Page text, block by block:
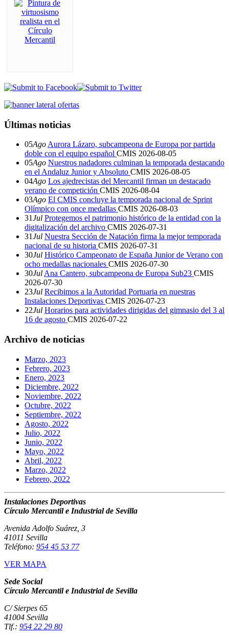
Últimas noticias
05Ago Aurora Lázaro, subcampeona de Europa por partida
doble con el equipo español CMIS 2026-08-05
05Ago Nuestros nadadores culminan la temporada destacando
en el Andaluz Junior y Absoluto CMIS 2026-08-05
04Ago Los ajedrecistas del Mercantil firman un destacado
verano de competición CMIS 2026-08-04
03Ago El CMIS concluye la temporada nacional de Sprint
Olímpico con once medallas CMIS 2026-08-03
31Jul Protegemos el patrimonio histórico de la entidad con la
digitalización del archivo CMIS 2026-07-31
31Jul Nuestra Sección de Natación firma la mejor temporada
nacional de su historia CMIS 2026-07-31
30Jul Histórico Campeonato de España Junior de Verano con
ocho medallas nacionales CMIS 2026-07-30
30Jul Ana Cantero, subcampeona de Europa Sub23 CMIS
2026-07-30
23Jul Recibimos a la Autoridad Portuaria en nuestras
Instalaciones Deportivas CMIS 2026-07-23
22Jul Horarios para actividades dirigidas del gimnasio del 3 al
16 de agosto CMIS 2026-07-22
Archivo de noticias
Marzo, 2023
Febrero, 2023
Enero, 2023
Diciembre, 2022
Noviembre, 2022
Octubre, 2022
Septiembre, 2022
Agosto, 2022
Julio, 2022
Junio, 2022
Mayo, 2022
Abril, 2022
Marzo, 2022
Febrero, 2022
Instalaciones Deportivas
Círculo Mercantil e Industrial de Sevilla
Avenida Adolfo Suárez, 3
41011 Sevilla
Teléfono: 954 45 53 77
VER MAPA
Sede Social
Círculo Mercantil e Industrial de Sevilla
C/ Sierpes 65
41004 Sevilla
Tlf.: 954 22 29 80